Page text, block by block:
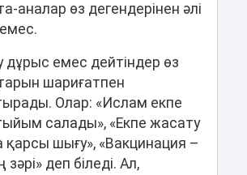
аналар өз дегендерінен әлі
дұрыс емес дейтіндер өз
шариғатпен
Олар: «Ислам екпе
салады», «Екпе жасату
қарсы шығу», «Вакцинация –
деп біледі. Ал,